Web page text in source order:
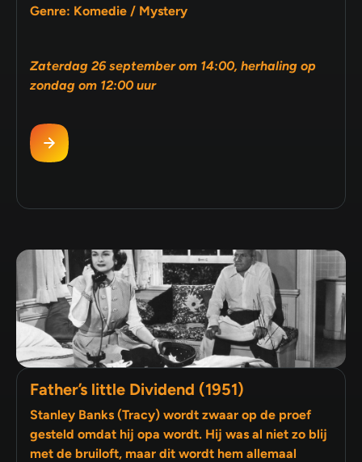
Genre: Komedie / Mystery
Zaterdag 26 september om 14:00, herhaling op
zondag om 12:00 uur
Father’s little Dividend (1951)
Stanley Banks (Tracy) wordt zwaar op de proef
gesteld omdat hij opa wordt. Hij was al niet zo blij
met de bruiloft, maar dit wordt hem allemaal